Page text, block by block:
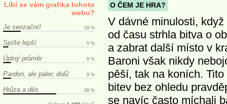
Líbí se vám grafika tohoto
webu?
Je senzační! 19 %
Spíše lepší 5 %
Úplný průměr 9 %
Pardon, ale palec dolů 9 %
Hrůza a děs 58 %
O ČEM JE HRA?
V dávné minulosti,
od času strhla bitva o
a zabrat další místo v
Baroni však nikdy
pěší, tak na koních.
bitev bez ohledu
se navíc často míchali